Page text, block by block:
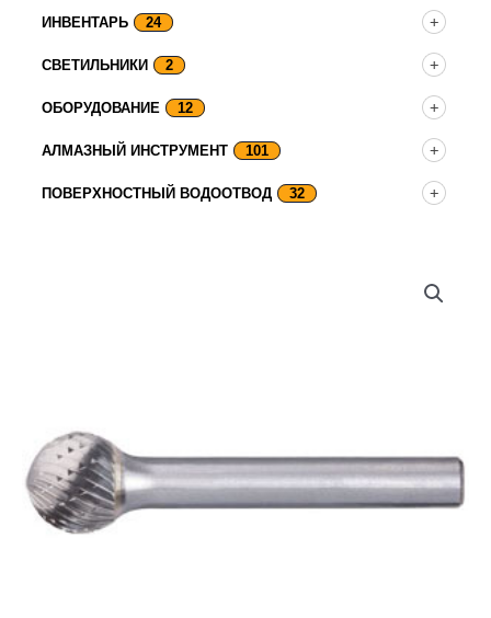
ИНВЕНТАРЬ 24
СВЕТИЛЬНИКИ 2
ОБОРУДОВАНИЕ 12
АЛМАЗНЫЙ ИНСТРУМЕНТ 101
ПОВЕРХНОСТНЫЙ ВОДООТВОД 32